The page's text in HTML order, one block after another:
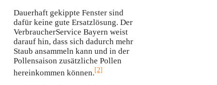
Dauerhaft gekippte Fenster sind
dafür keine gute Ersatzlösung. Der
VerbraucherService Bayern weist
darauf hin, dass sich dadurch mehr
Staub ansammeln kann und in der
Pollensaison zusätzliche Pollen
hereinkommen können.[2]